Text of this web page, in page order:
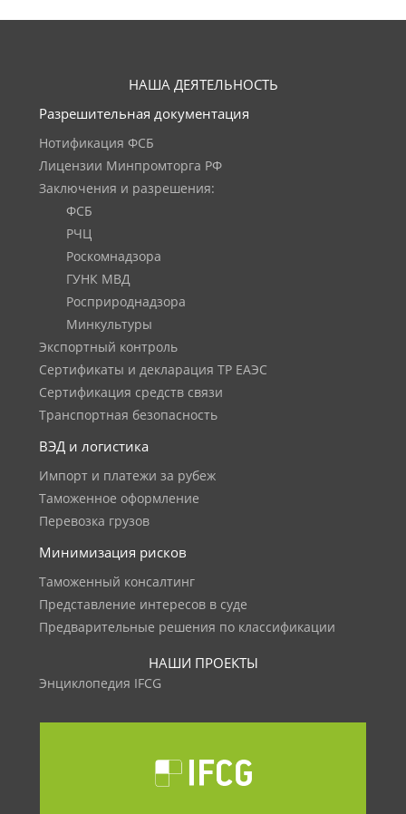
НАША ДЕЯТЕЛЬНОСТЬ
Разрешительная документация
Нотификация ФСБ
Лицензии Минпромторга РФ
Заключения и разрешения:
ФСБ
РЧЦ
Роскомнадзора
ГУНК МВД
Росприроднадзора
Минкультуры
Экспортный контроль
Сертификаты и декларация ТР ЕАЭС
Сертификация средств связи
Транспортная безопасность
ВЭД и логистика
Импорт и платежи за рубеж
Таможенное оформление
Перевозка грузов
Минимизация рисков
Таможенный консалтинг
Представление интересов в суде
Предварительные решения по классификации
НАШИ ПРОЕКТЫ
Энциклопедия IFCG